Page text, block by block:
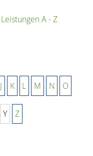
Leistungen A - Z
J K L M N O
Y Z